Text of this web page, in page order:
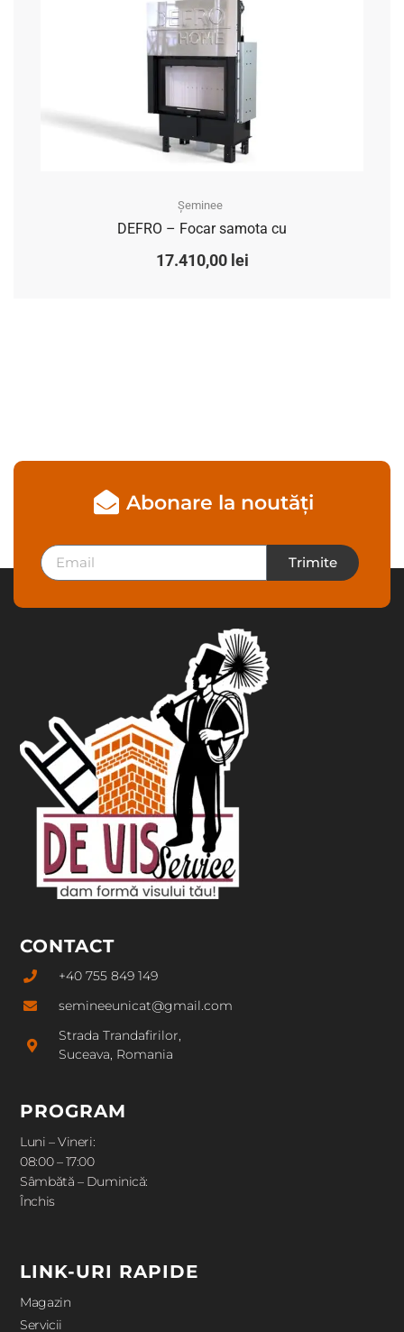
Șeminee
DEFRO – Focar samota cu
17.410,00 lei
Abonare la noutăți
Trimite
CONTACT
+40 755 849 149
semineeunicat@gmail.com
Strada Trandafirilor,
Suceava, Romania
PROGRAM
Luni – Vineri:
08:00 – 17:00
Sâmbătă – Duminică:
Închis
LINK-URI RAPIDE
Magazin
Servicii